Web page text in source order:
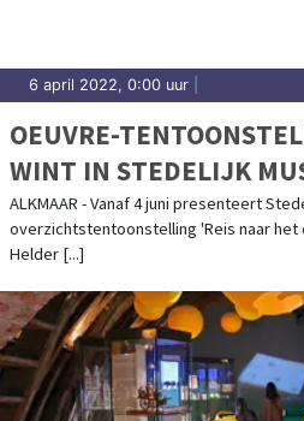
6 april 2022, 0:00 uur
OEUVRE-
WINT IN STEDELIJK
ALKMAAR - Vanaf 4 juni presenteert
overzichtstentoonstelling 'Reis naar het
Helder [...]